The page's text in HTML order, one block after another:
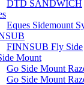
DTD SANDWICH
Eques Sidemount
FINNSUB Fly Side
Mount
Go Side Mount
Go Side Mount